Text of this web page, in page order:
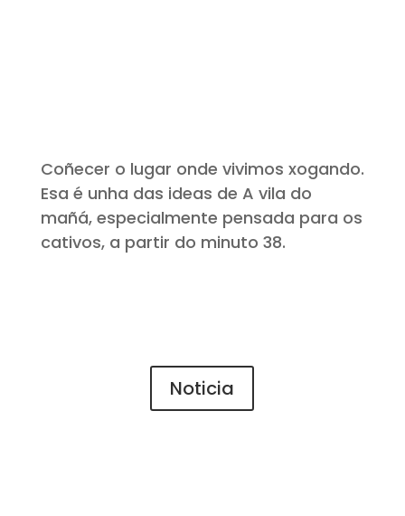
Coñecer o lugar onde vivimos xogando.
Esa é unha das ideas de A vila do
mañá, especialmente pensada para os
cativos, a partir do minuto 38.
Noticia